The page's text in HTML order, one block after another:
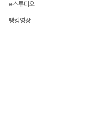
e스튜디오
랭킹영상